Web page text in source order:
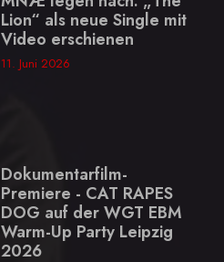
Lion“ als neue Single mit
Video erschienen
11. Juni 2026
Dokumentarfilm-
Premiere - CAT RAPES
DOG auf der WGT EBM
Warm-Up Party Leipzig
2026